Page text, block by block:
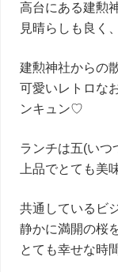
高台にある建勲
見晴らしも良く
建勲神社からの
可愛いレトロな
ンキュン♡
ランチは五(いつ
上品でとても美
共通しているビ
静かに満開の桜
とても幸せな時